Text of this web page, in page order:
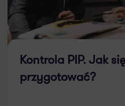
Kontrola PIP. Jak
przygotować?